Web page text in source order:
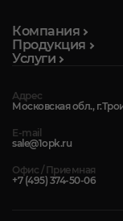
Компания
Продукция
Услуги
Адрес
Московская обл.,
E-mail
sale@1opk.ru
Офис / Приемная
+7 (495) 374-50-06